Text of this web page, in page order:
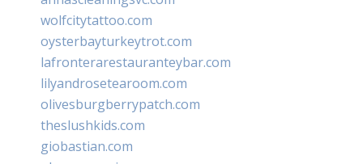
wolfcitytattoo.com
oysterbayturkeytrot.com
lafronterarestauranteybar.com
lilyandrosetearoom.com
olivesburgberrypatch.com
theslushkids.com
giobastian.com